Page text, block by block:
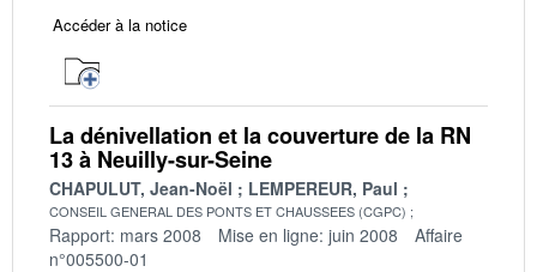
Accéder à la notice
La dénivellation et la couverture de la RN
13 à Neuilly-sur-Seine
CHAPULUT, Jean-Noël LEMPEREUR, Paul
CONSEIL GENERAL DES PONTS ET CHAUSSEES (CGPC)
Rapport: mars 2008 Mise en ligne: juin 2008
Affaire
n°005500-01